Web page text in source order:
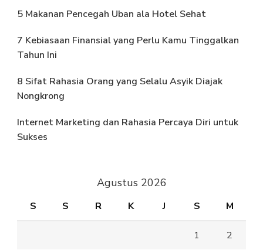
5 Makanan Pencegah Uban ala Hotel Sehat
7 Kebiasaan Finansial yang Perlu Kamu Tinggalkan
Tahun Ini
8 Sifat Rahasia Orang yang Selalu Asyik Diajak
Nongkrong
Internet Marketing dan Rahasia Percaya Diri untuk
Sukses
Agustus 2026
S S R K J S M
1 2